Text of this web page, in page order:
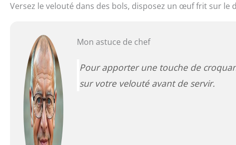
Versez le velouté dans des bols, disposez un œuf frit sur le
Mon astuce de chef
Pour apporter une touche de
sur votre velouté avant de servir.